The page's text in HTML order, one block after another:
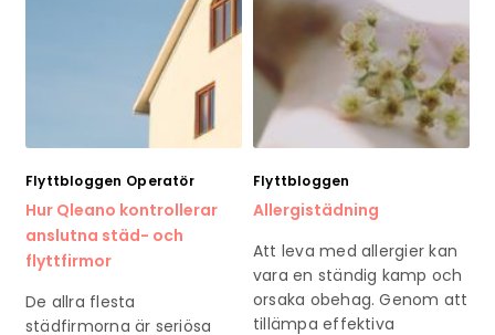
Flyttbloggen Operatör
Hur Qleano kontrollerar
anslutna städ- och
flyttfirmor
De allra flesta
städfirmorna är seriösa
Flyttbloggen
Allergistädning
Att leva med allergier kan
vara en ständig kamp och
orsaka obehag. Genom att
tillämpa effektiva